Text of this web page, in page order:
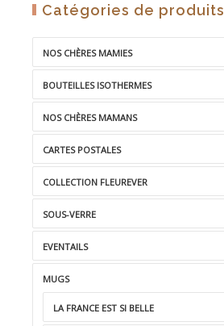
Catégories de produits
NOS CHÈRES MAMIES
BOUTEILLES ISOTHERMES
NOS CHÈRES MAMANS
CARTES POSTALES
COLLECTION FLEUREVER
SOUS-VERRE
EVENTAILS
MUGS
LA FRANCE EST SI BELLE